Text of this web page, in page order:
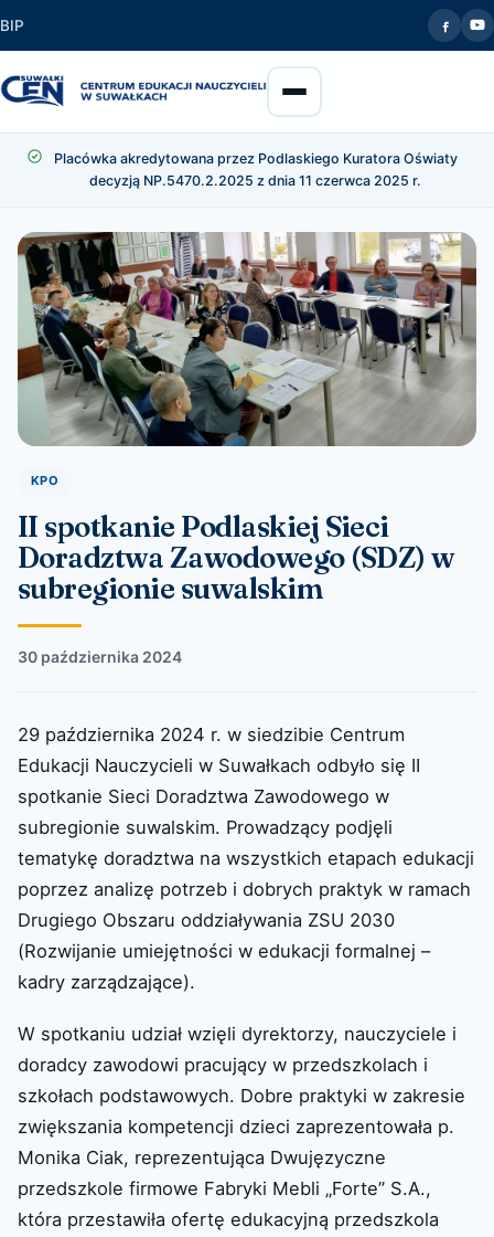
BIP
Placówka akredytowana przez Podlaskiego Kuratora Oświaty
decyzją NP.5470.2.2025 z dnia 11 czerwca 2025 r.
KPO
II spotkanie Podlaskiej Sieci
Doradztwa Zawodowego (SDZ) w
subregionie suwalskim
30 października 2024
29 października 2024 r. w siedzibie Centrum
Edukacji Nauczycieli w Suwałkach odbyło się II
spotkanie Sieci Doradztwa Zawodowego w
subregionie suwalskim. Prowadzący podjęli
tematykę doradztwa na wszystkich etapach edukacji
poprzez analizę potrzeb i dobrych praktyk w ramach
Drugiego Obszaru oddziaływania ZSU 2030
(Rozwijanie umiejętności w edukacji formalnej –
kadry zarządzające).
W spotkaniu udział wzięli dyrektorzy, nauczyciele i
doradcy zawodowi pracujący w przedszkolach i
szkołach podstawowych. Dobre praktyki w zakresie
zwiększania kompetencji dzieci zaprezentowała p.
Monika Ciak, reprezentująca Dwujęzyczne
przedszkole firmowe Fabryki Mebli „Forte” S.A.,
która przestawiła ofertę edukacyjną przedszkola